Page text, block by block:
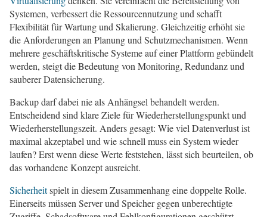
Systemen, verbessert die Ressourcennutzung und schafft
Flexibilität für Wartung und Skalierung. Gleichzeitig erhöht sie
die Anforderungen an Planung und Schutzmechanismen. Wenn
mehrere geschäftskritische Systeme auf einer Plattform gebündelt
werden, steigt die Bedeutung von Monitoring, Redundanz und
sauberer Datensicherung.
Backup darf dabei nie als Anhängsel behandelt werden.
Entscheidend sind klare Ziele für Wiederherstellungspunkt und
Wiederherstellungszeit. Anders gesagt: Wie viel Datenverlust ist
maximal akzeptabel und wie schnell muss ein System wieder
laufen? Erst wenn diese Werte feststehen, lässt sich beurteilen, ob
das vorhandene Konzept ausreicht.
Sicherheitspielt in diesem Zusammenhang eine doppelte Rolle.
Einerseits müssen Server und Speicher gegen unberechtigte